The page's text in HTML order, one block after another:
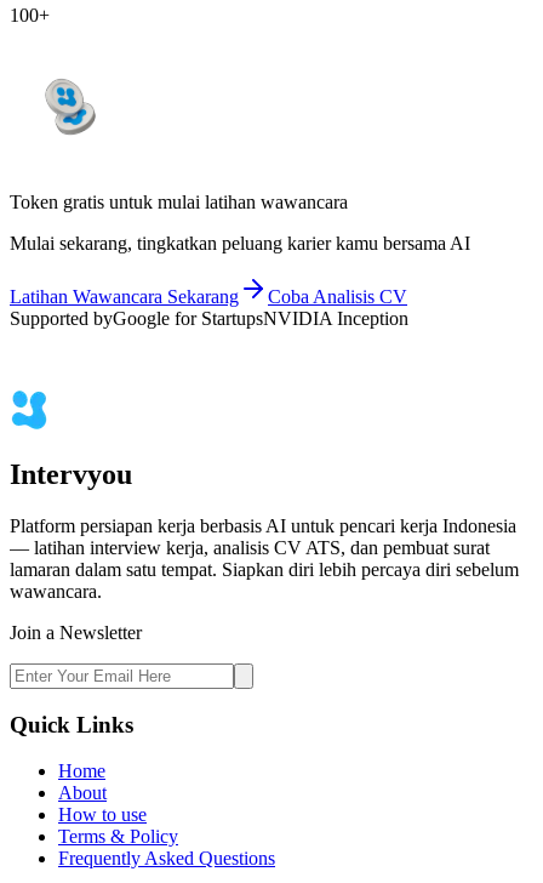
100+
Token gratis untuk mulai latihan wawancara
Mulai sekarang, tingkatkan peluang karier kamu bersama AI
Latihan Wawancara Sekarang
Coba Analisis CV
Supported byGoogle for StartupsNVIDIA Inception
Intervyou
Platform persiapan kerja berbasis AI untuk pencari kerja Indonesia
— latihan interview kerja, analisis CV ATS, dan pembuat surat
lamaran dalam satu tempat. Siapkan diri lebih percaya diri sebelum
wawancara.
Join a Newsletter
Quick Links
Home
About
How to use
Terms & Policy
Frequently Asked Questions